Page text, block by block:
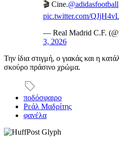
🎬 Cine.@adidasfootball
pic.twitter.com/
— Real Madrid C.F.
3, 2026
Την ίδια στιγμή, ο γιακάς και η
σκούρο πράσινο χρώμα.
ποδόσφαιρο
Ρεάλ Μαδρίτης
φανέλα